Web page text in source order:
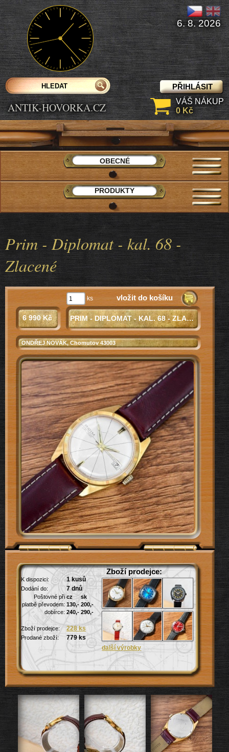
Prim - Diplomat - kal. 68 -
Zlacené
6 990 Kč PRIM - DIPLOMAT - KAL. 68 - ZLACENÉ
ONDŘEJ NOVÁK, Chomutov 43003
ks vložit do košíku
K dispozici: 1 kusů
Dodání do: 7 dnů
Poštovné při
platbě převodem: 130,- 200,-
dobírce: 240,- 290,-
228 ks
Prodané zboží: 779 ks
Zboží prodejce:
další výrobky
ANTIK-HOVORKA.CZ
PŘIHLÁSIT
6. 8. 2026
VÁŠ NÁKUP
0 Kč
OBECNÉ
PRODUKTY